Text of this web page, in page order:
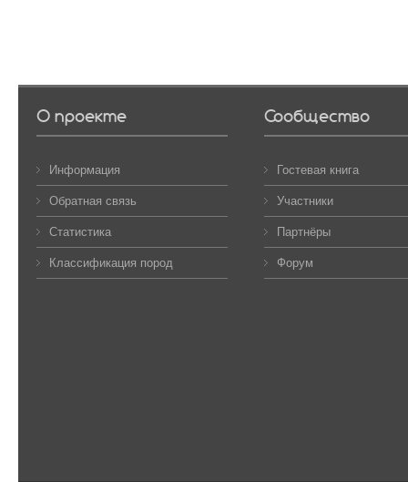
О проекте
Информация
Обратная связь
Статистика
Классификация пород
Сообщество
Гостевая книга
Участники
Партнёры
Форум